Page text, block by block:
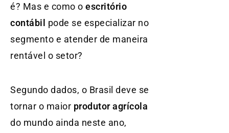
é? Mas e como o escritório
contábil
pode se especializar no
segmento e atender de maneira
rentável o setor?
Segundo dados, o Brasil deve se
tornar o maior produtor agrícola
do mundo ainda neste ano,